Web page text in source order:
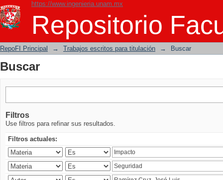
https://www.ingenieria.unam.mx
Repositorio
Buscar
RepoFI Principal → Trabajos escritos para titulación → Buscar
Buscar
Filtros
Use filtros para refinar sus resultados.
Filtros actuales: